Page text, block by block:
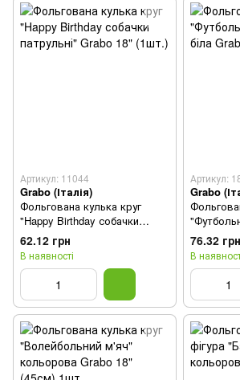
Артикул: 11044
Grabo (Італія)
Фольгована кулька круг
"Happy Birthday собачки
патрульні" Grabo 18" (1шт.)
62.12 грн
В наявності
Артикул:
Grabo
Grabo
76.32 грн
В